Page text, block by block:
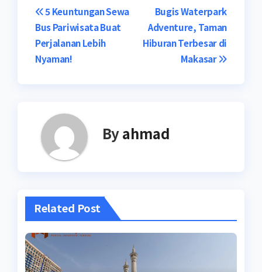
Navigasi
pos
Bugis Waterpark
Adventure, Taman
Hiburan Terbesar di
Makasar
5 Keuntungan Sewa
Bus Pariwisata Buat
Perjalanan Lebih
Nyaman!
Byahmad
Related Post